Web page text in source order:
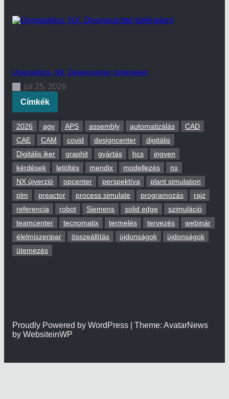
Unigraphics, NX, Designcenter történelem
júl 25, 2026
Címkék
2026 agv APS assembly automatizálás
CAD
CAE
CAM covid designcenter
digitális
Digitális iker
graphit gyártás hcs
ingyen
kérdések
letöltés mendix modellezés
nx
NX újverzió
opcenter perspektíva
plant simulation
plm
preactor process simulate programozás
rajz
referencia
robot Siemens solid edge
szimuláció
teamcenter
tecnomatix termelés tervezés
webinár
élelmiszeripar
összeállítás újdonságok
újdonságok
ütemezés
Proudly Powered by WordPress | Theme: AvatarNews
by WebsiteinWP